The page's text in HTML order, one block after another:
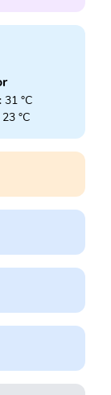
31 °C
°C